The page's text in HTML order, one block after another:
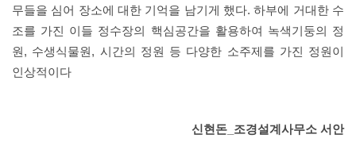
무들을 심어 장소에 대한 기억을 남기게 했다. 하부에 거대한 수
조를 가진 이들 정수장의 핵심공간을 활용하여 녹색기둥의 정
원, 수생식물원, 시간의 정원 등 다양한 소주제를 가진 정원이
인상적이다
신현돈_조경설계사무소 서안